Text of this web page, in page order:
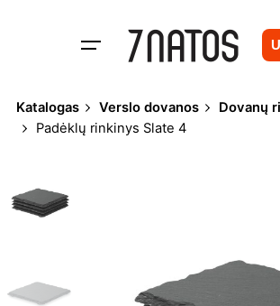
Katalogas Verslo dovanos
Dovanų
Padėklų rinkinys Slate 4